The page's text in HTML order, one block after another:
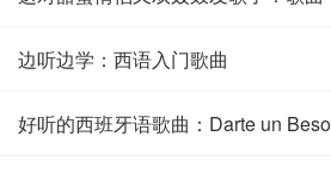
边听边学：西语入门歌曲
好听的西班牙语歌曲：Darte un Beso